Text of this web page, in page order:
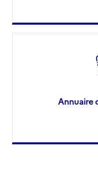
Annuaire